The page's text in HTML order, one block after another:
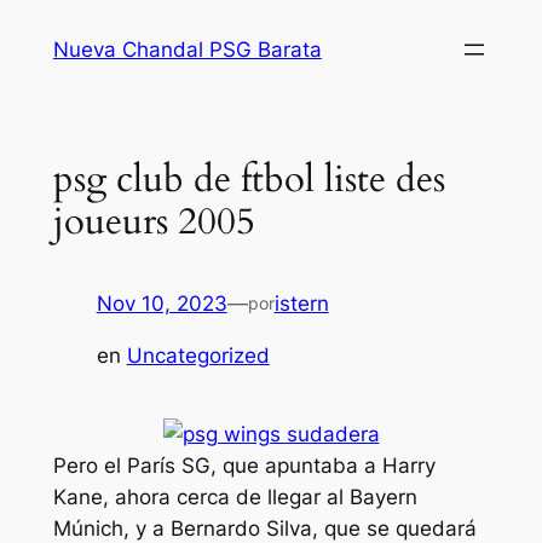
Nueva Chandal PSG Barata
psg club de ftbol liste des
joueurs 2005
Nov 10, 2023—poristern
en Uncategorized
Pero el París SG, que apuntaba a Harry
Kane, ahora cerca de llegar al Bayern
Múnich, y a Bernardo Silva, que se quedará